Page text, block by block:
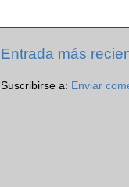
Entrada más
Suscribirse a: Enviar